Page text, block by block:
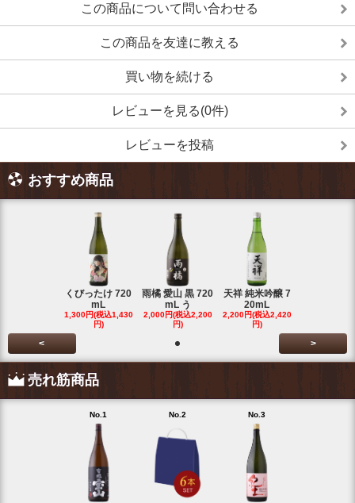
この商品について問い合わせる
この商品を友達に教える
買い物を続ける
レビューを見る(0件)
レビューを投稿
おすすめ商品
くびったけ 720
mL
1,300円(税込1,430
円)
雨橘 愛山 黒 720
mL う
2,000円(税込2,200
円)
天祥 純米吟醸 7
20mL
2,200円(税込2,420
円)
< >
売れ筋商品
No.1 No.2 No.3